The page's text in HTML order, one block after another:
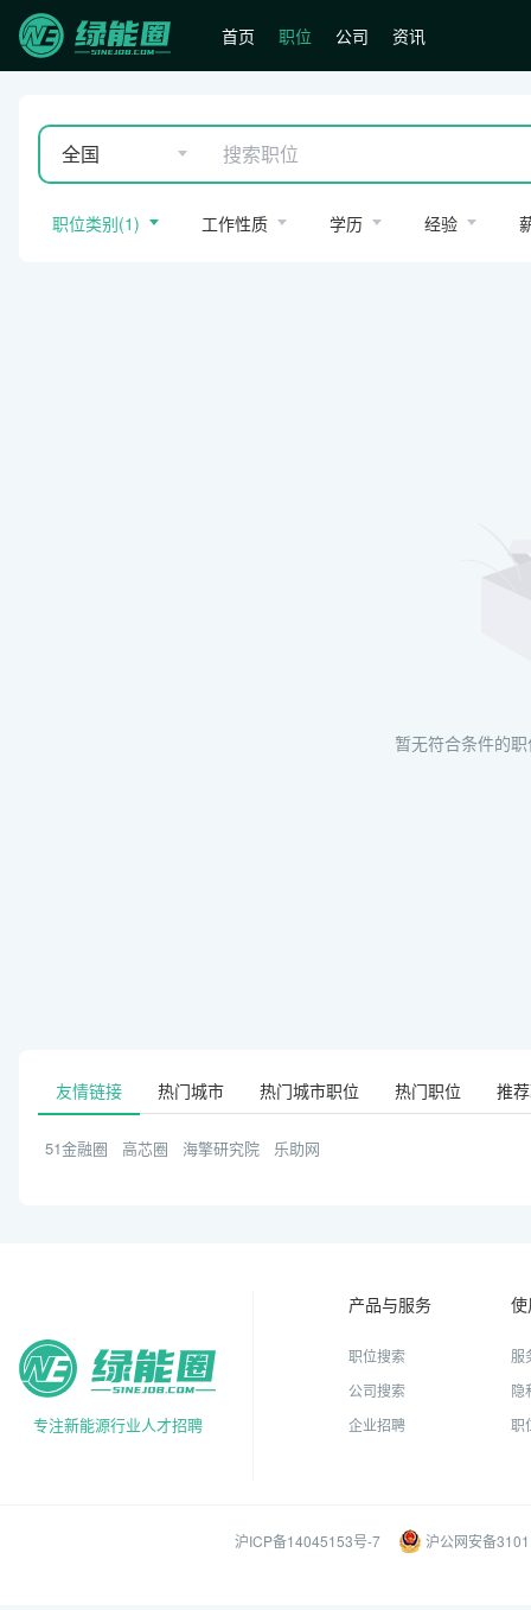
首页 职位 公司 资讯
全国
职位类别(1) 工作性质 学历 经验
暂无符合条件的
友情链接 热门城市 热门城市职位 热门职位 推
51金融圈 高芯圈 海擎研究院 乐助网
专注新能源行业人才招聘
产品与服务
职位搜索
公司搜索
企业招聘
服
隐
职
沪ICP备14045153号-7 沪公网安备